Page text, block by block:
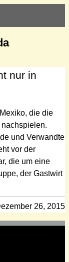
nur in
die die
und Verwandte
vor der
die um eine
der Gastwirt
26, 2015